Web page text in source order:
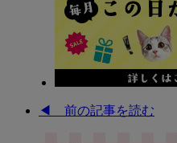
◀︎ 前の記事を読む